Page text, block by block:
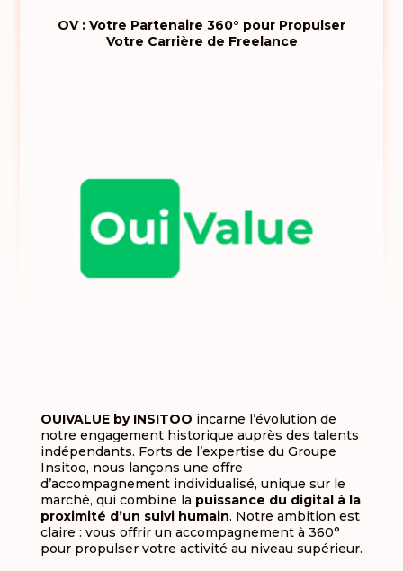
OV : Votre Partenaire 360° pour Propulser
Votre Carrière de Freelance
OUIVALUE by INSITOO incarne l’évolution de
notre engagement historique auprès des talents
indépendants. Forts de l’expertise du Groupe
Insitoo, nous lançons une offre
d’accompagnement individualisé, unique sur le
marché, qui combine la puissance du digital à la
proximité d’un suivi humain. Notre ambition est
claire : vous offrir un accompagnement à 360°
pour propulser votre activité au niveau supérieur.